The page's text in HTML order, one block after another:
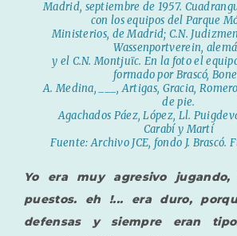
Madrid, septiembre de 1957.
con los equipos del Parque
Ministerios, de Madrid; C.N.
Wassenportverein,
y el C.N. Montjuïc. En la foto el
formado por Brascó,
A. Medina, ___, Artigas, Gracia,
de pie.
Agachados Páez, López, Ll.
Carabí y Martí
Fuente: Archivo JCE, fondo J. Brascó.
Yo era muy agresivo
puestos. eh !... era duro,
defensas y siempre eran